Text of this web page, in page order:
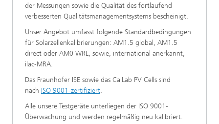
der Messungen sowie die Qualität des fortlaufend
verbesserten Qualitätsmanagementsystems bescheinigt.
Unser Angebot umfasst folgende Standardbedingungen
für Solarzellenkalibrierungen: AM1.5 global, AM1.5
direct oder AM0 WRL, sowie, international anerkannt,
ilac-MRA.
Das Fraunhofer ISE sowie das CalLab PV Cells sind
nach ISO 9001-zertifiziert.
Alle unsere Testgeräte unterliegen der ISO 9001-
Überwachung und werden regelmäßig neu kalibriert.